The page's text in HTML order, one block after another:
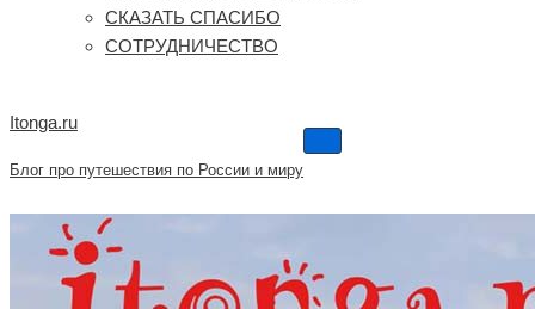
СКАЗАТЬ СПАСИБО
СОТРУДНИЧЕСТВО
Itonga.ru
Блог про путешествия по России и миру
Меню